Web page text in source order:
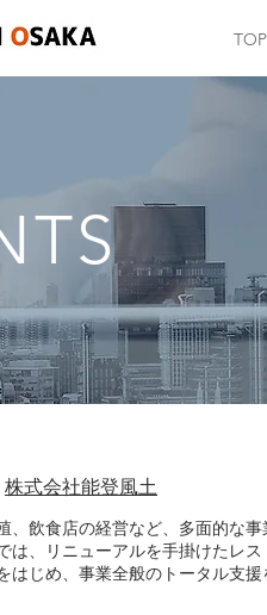
TOP
株式会社能登風土
、飲食店の経営など、多面的な事
は、リニューアルを手掛けたレス
はじめ、事業全般のトータル支援